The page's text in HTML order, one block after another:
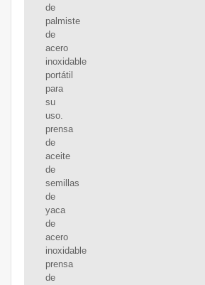
de
palmiste
de
acero
inoxidable
portátil
para
su
uso.
prensa
de
aceite
de
semillas
de
yaca
de
acero
inoxidable
prensa
de